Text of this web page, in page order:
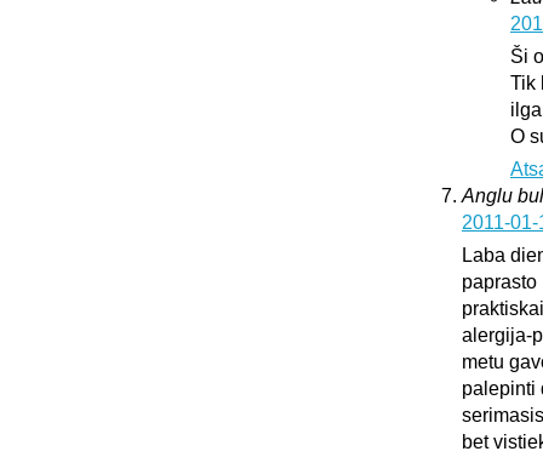
Ši
Tik
O
Anglu
2011-
Laba
paprasto
alergija-
metu
palepinti
bet